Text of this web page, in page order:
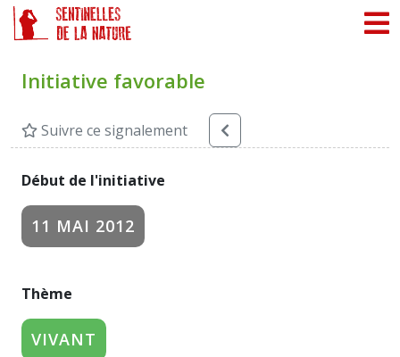
Initiative favorable
Suivre ce signalement
Début de l'initiative
11 MAI 2012
Thème
VIVANT
Panneau de gestion des cookies